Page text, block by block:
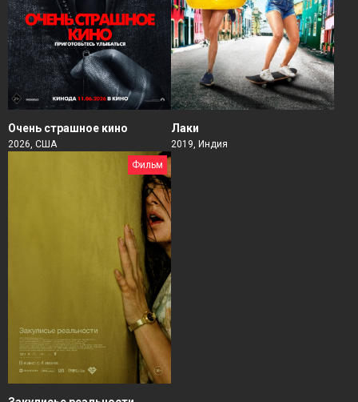
Очень страшное кино
2026, США
Лаки
2019, Индия
Фильм